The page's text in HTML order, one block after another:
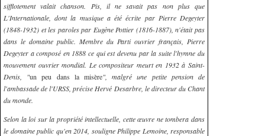
sifflotement valait chanson. Pis, il ne savait pas non plus que
L'Internationale, dont la musique a été écrite par Pierre Degeyter
(1848-1932) et les paroles par Eugène Pottier (1816-1887), n'était pas
dans le domaine public. Membre du Parti ouvrier français, Pierre
Degeyter a composé en 1888 ce qui est devenu par la suite l'hymne du
mouvement ouvrier mondial. Le compositeur meurt en 1932 à Saint-
Denis, "un peu dans la misère", malgré une petite pension de
l'ambassade de l'URSS, précise Hervé Desarbre, le directeur du Chant
du monde.
Selon la loi sur la propriété intellectuelle, cette œuvre ne tombera dans
le domaine public qu'en 2014, souligne Philippe Lemoine, responsable